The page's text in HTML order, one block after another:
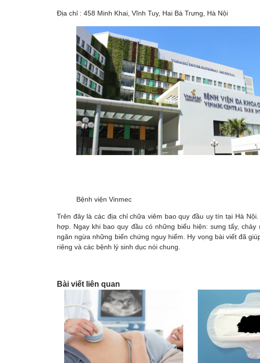
Địa chỉ : 458 Minh Khai, Vĩnh Tuy, Hai Bà Trưng, Hà Nội
Bệnh viện Vinmec
Trên đây là các địa chỉ chữa viêm bao quy đầu uy tín tại Hà
hợp. Ngay khi bao quy đầu có những biểu hiện: sưng tấy,
ngăn ngừa những biến chứng nguy hiểm. Hy vọng bài viết đã
riêng và các bệnh lý sinh dục nói chung.
Bài viết liên quan